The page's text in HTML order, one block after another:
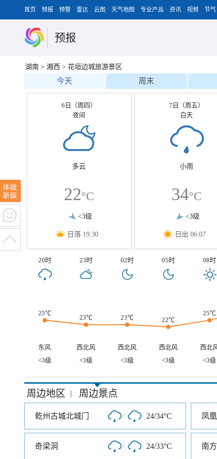
首页 预报 预警 雷达 云图 天气地图 专业产品 资讯 视频 节气
预报
湖南 > 湘西 > 花垣边城旅游景区
今天 周末
6日（周四）
夜间
多云
22°C
<3级
日落 19:30
7日（周五）
白天
小雨
34°C
<3级
日出 06:07
20时 23时 02时 05时 08时
25℃
23℃ 23℃ 22℃
25℃
东风 西北风 西北风 西北风
西北
<3级
<3级 <3级 <3级 <3级
周边地区 | 周边景点
乾州古城北城门 / 24/34°C 凤
奇梁洞 / 24/33°C 南